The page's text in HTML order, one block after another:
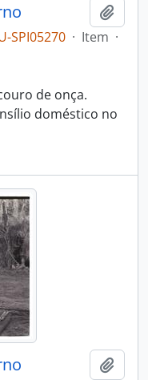
SPI05270 · Item ·
de onça.
doméstico no